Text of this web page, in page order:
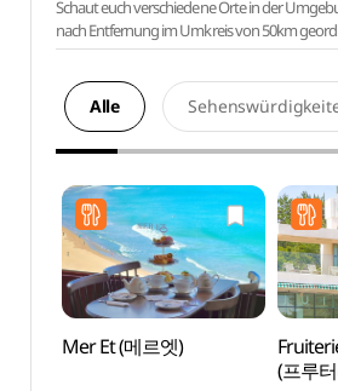
Schaut euch verschiedene Orte in der
nach Entfernung im Umkreis von 50km
Alle
Mer Et (메르엣)
(프루